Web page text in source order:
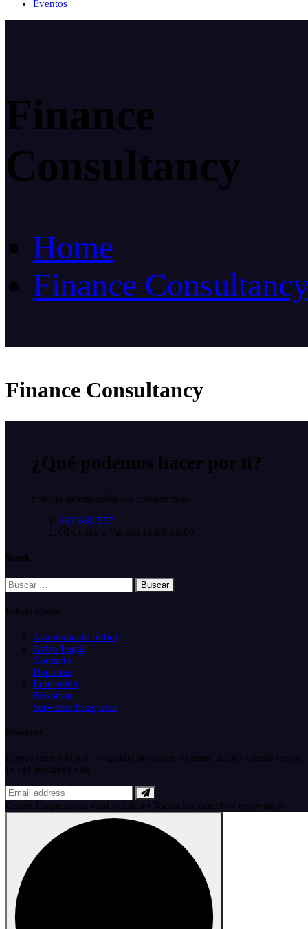
Eventos
Finance
Consultancy
Home
Finance
Finance Consultancy
¿Qué podemos hacerpor ti?
Solicita información sin compromiso.
667 669 577
Lunes a Viernes (9:00-18:00),
Search
Buscar:
Enlaces rápidos
Academia de fútbol
Aviso Legal
Contacto
Deportes
Educación
Nosotros
Servicios Integrales
Newsletter
Donec metus lorem, vulputate at sapien sit amet, auctor iaculis lorem.
In vel hendrerit nisi.
Grupo Empresarial Vital © 2020 • Todos los derechos reservados